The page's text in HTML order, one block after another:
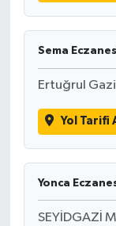
Sema
Ertuğrul
Yol Tarifi
Yonca
SEYİDGAZİ